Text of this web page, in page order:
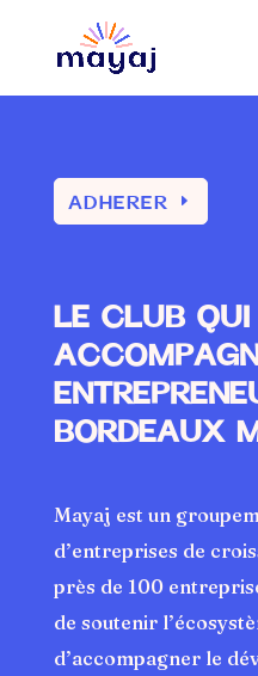
ADHERER
LE CLUB QUI
BORDEAUX
Mayaj est un
d’entreprises de
près de 100
de soutenir
d’accompagner le